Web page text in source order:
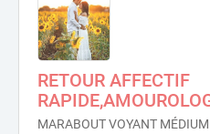
RETOUR AFFECTIF
MARABOUT VOYANT